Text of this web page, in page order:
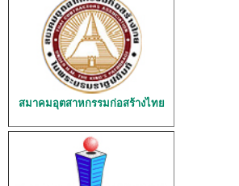
สมาคมอุตสาหกรรมก่อสร้างไทย